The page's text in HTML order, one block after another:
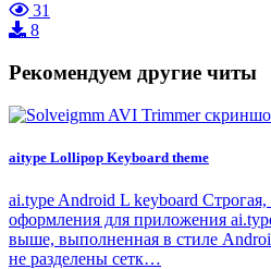
31
8
Рекомендуем другие читы
aitype Lollipop Keyboard theme
ai.type Android L keyboard Строгая,
оформления для приложения
выше, выполненная в стиле
не разделены сетк…